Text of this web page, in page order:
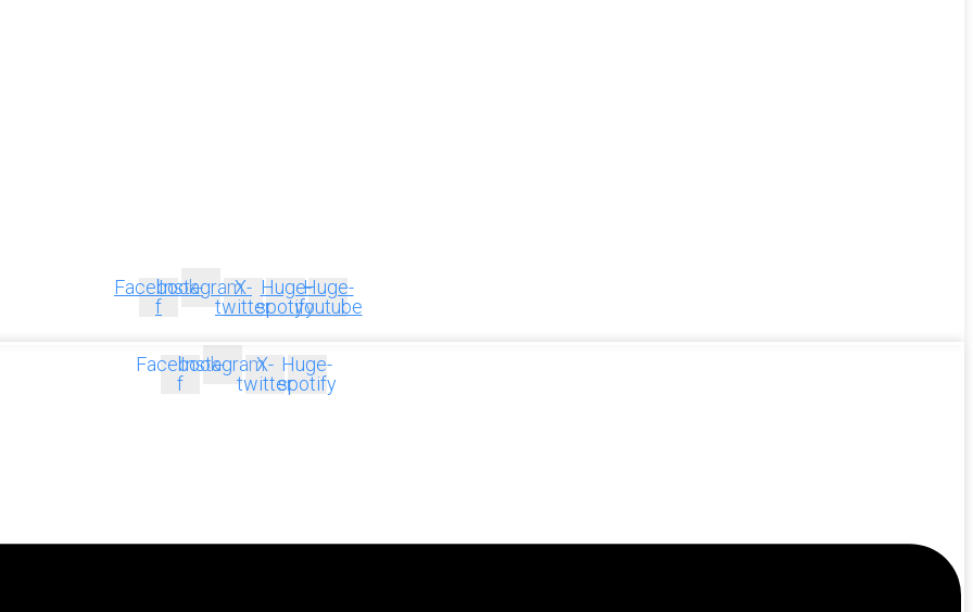
Facebook-
f
InstagramX-
twitter
Huge-
spotify
Huge-
youtube
Facebook-
f
InstagramX-
twitter
Huge-
spotify